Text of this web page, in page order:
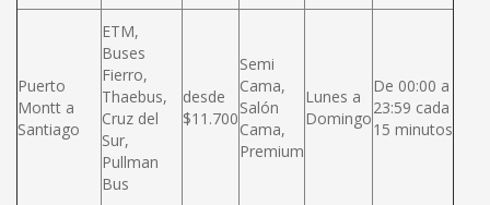
Puerto
Montt a
Santiago
ETM,
Buses
Fierro,
Thaebus,
Cruz del
Sur,
Pullman
Bus
desde
$11.700
Semi
Cama,
Salón
Cama,
Premium
Lunes a
Domingo
De 00:00 a
23:59 cada
15 minutos